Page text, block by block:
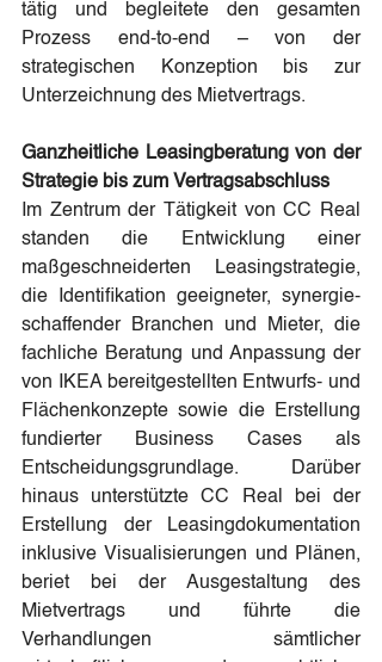
tätig und begleitete den gesamten
Prozess end-to-end – von der
strategischen Konzeption bis zur
Unterzeichnung des Mietvertrags.
Ganzheitliche Leasingberatung von der
Strategie bis zum Vertragsabschluss
Im Zentrum der Tätigkeit von CC Real
standen die Entwicklung einer
maßgeschneiderten Leasingstrategie,
die Identifikation geeigneter, synergie­
schaffender Branchen und Mieter, die
fachliche Beratung und Anpassung der
von IKEA bereitgestellten Entwurfs- und
Flächenkonzepte sowie die Erstellung
fundierter Business Cases als
Entscheidungsgrundlage. Darüber
hinaus unterstützte CC Real bei der
Erstellung der Leasingdokumentation
inklusive Visualisierungen und Plänen,
beriet bei der Ausgestaltung des
Mietvertrags und führte die
Verhandlungen sämtlicher